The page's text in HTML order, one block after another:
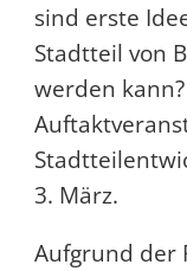
sind erste
Stadtteil von
werden
3. März.
Aufgrund der